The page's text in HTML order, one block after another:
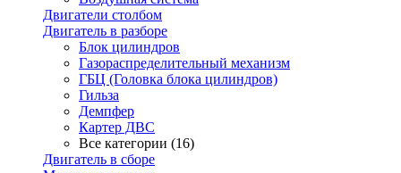
Двигатели столбом
Двигатель в разборе
Блок цилиндров
Газораспределительный механизм
ГБЦ (Головка блока цилиндров)
Гильза
Демпфер
Картер ДВС
Все категории (16)
Двигатель в сборе